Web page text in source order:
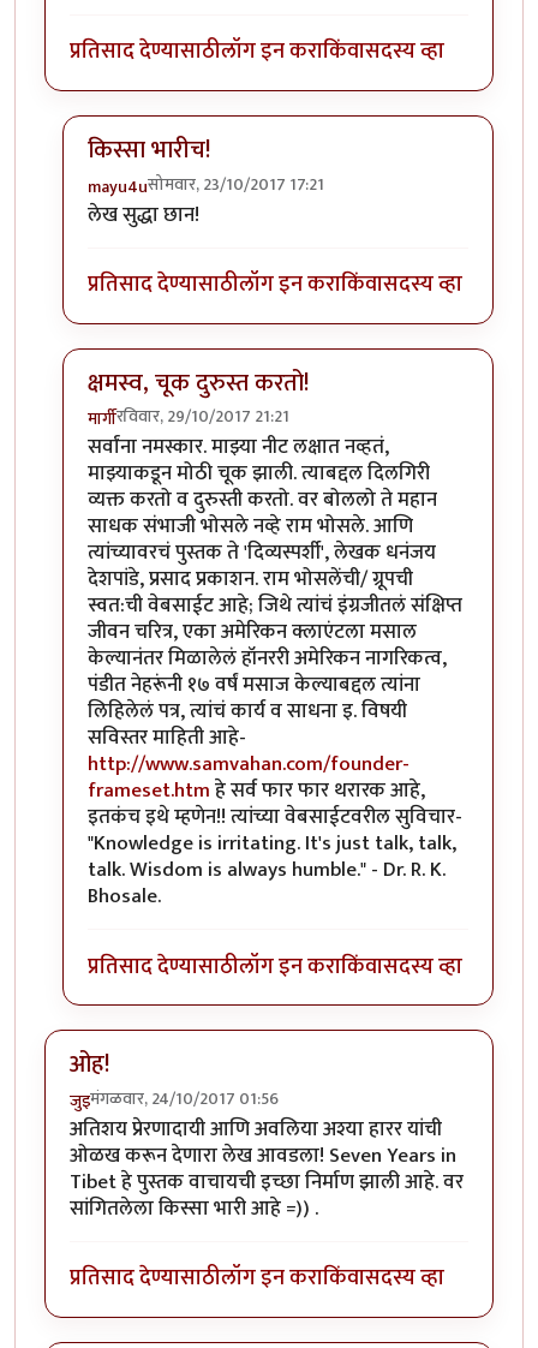
प्रतिसाद देण्यासाठीलॉग इन कराकिंवासदस्य व्हा
किस्सा भारीच!
mayu4uसोमवार, 23/10/2017 17:21
In reply toखूप धन्यवाद!
लेख सुद्धा छान!
प्रतिसाद देण्यासाठीलॉग इन कराकिंवासदस्य व्हा
क्षमस्व, चूक दुरुस्त करतो!
मार्गीरविवार, 29/10/2017 21:21
In reply toखूप धन्यवाद!byमार्गी
सर्वांना नमस्कार. माझ्या नीट लक्षात नव्हतं,
माझ्याकडून मोठी चूक झाली. त्याबद्दल दिलगिरी
व्यक्त करतो व दुरुस्ती करतो. वर बोललो ते महान
साधक संभाजी भोसले नव्हे राम भोसले. आणि
त्यांच्यावरचं पुस्तक ते 'दिव्यस्पर्शी', लेखक धनंजय
देशपांडे, प्रसाद प्रकाशन. राम भोसलेंची/ ग्रूपची
स्वत:ची वेबसाईट आहे; जिथे त्यांचं इंग्रजीतलं संक्षिप्त
जीवन चरित्र, एका अमेरिकन क्लाएंटला मसाल
केल्यानंतर मिळालेलं हॉनररी अमेरिकन नागरिकत्व,
पंडीत नेहरूंनी १७ वर्षं मसाज केल्याबद्दल त्यांना
लिहिलेलं पत्र, त्यांचं कार्य व साधना इ. विषयी
सविस्तर माहिती आहे-
http://www.samvahan.com/founder-
frameset.htmहे सर्व फार फार थरारक आहे,
इतकंच इथे म्हणेन!! त्यांच्या वेबसाईटवरील सुविचार-
"Knowledge is irritating. It's just talk, talk,
talk. Wisdom is always humble." - Dr. R. K.
Bhosale.
प्रतिसाद देण्यासाठीलॉग इन कराकिंवासदस्य व्हा
ओह!
जुइमंगळवार, 24/10/2017 01:56
अतिशय प्रेरणादायी आणि अवलिया अश्या हारर यांची
ओळख करून देणारा लेख आवडला! Seven Years in
Tibet हे पुस्तक वाचायची इच्छा निर्माण झाली आहे. वर
सांगितलेला किस्सा भारी आहे =)) .
प्रतिसाद देण्यासाठीलॉग इन कराकिंवासदस्य व्हा